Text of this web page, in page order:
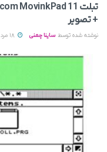
+ تصویر
نوشته شده توسط ساینا چمنی